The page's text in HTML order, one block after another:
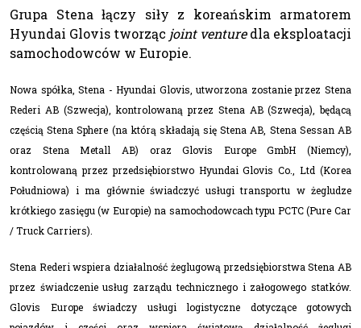
Grupa Stena łączy siły z koreańskim armatorem
Hyundai Glovis tworząc joint venturedla eksploatacji
samochodowców w Europie.
Nowa spółka, Stena - Hyundai Glovis, utworzona zostanie przez Stena
Rederi AB (Szwecja), kontrolowaną przez Stena AB (Szwecja), będącą
częścią Stena Sphere (na którą składają się Stena AB, Stena Sessan AB
oraz Stena Metall AB) oraz Glovis Europe GmbH (Niemcy),
kontrolowaną przez przedsiębiorstwo Hyundai Glovis Co., Ltd (Korea
Południowa) i ma głównie świadczyć usługi transportu w żegludze
krótkiego zasięgu (w Europie) na samochodowcach typu PCTC (Pure Car
/ Truck Carriers).
Stena Rederi wspiera działalność żeglugową przedsiębiorstwa Stena AB
przez świadczenie usług zarządu technicznego i załogowego statków.
Glovis Europe świadczy usługi logistyczne dotyczące gotowych